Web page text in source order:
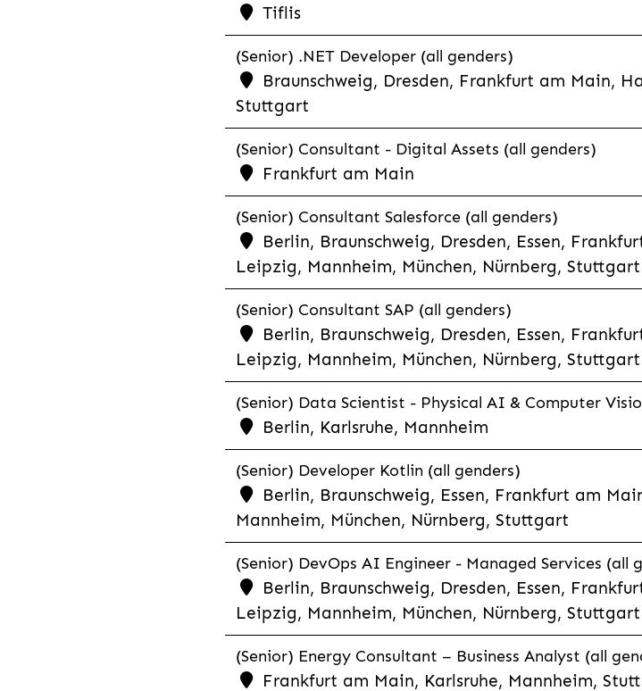
Tiflis
(Senior) .NET Developer (all genders)
Braunschweig, Dresden, Frankfurt am Main,
Stuttgart
(Senior) Consultant - Digital Assets (all genders)
Frankfurt am Main
(Senior) Consultant Salesforce (all genders)
Berlin, Braunschweig, Dresden, Essen,
Leipzig, Mannheim, München, Nürnberg, Stuttgart
(Senior) Consultant SAP (all genders)
Berlin, Braunschweig, Dresden, Essen,
Leipzig, Mannheim, München, Nürnberg, Stuttgart
(Senior) Data Scientist - Physical AI & Computer
Berlin, Karlsruhe, Mannheim
(Senior) Developer Kotlin (all genders)
Berlin, Braunschweig, Essen, Frankfurt am
Mannheim, München, Nürnberg, Stuttgart
(Senior) DevOps AI Engineer - Managed Services (all
Berlin, Braunschweig, Dresden, Essen,
Leipzig, Mannheim, München, Nürnberg, Stuttgart
(Senior) Energy Consultant – Business Analyst (all
Frankfurt am Main, Karlsruhe, Mannheim,